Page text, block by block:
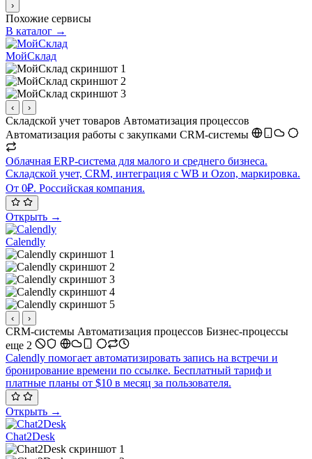
›
Похожие сервисы
В каталог →
МойСклад
‹ ›
Складской учет товаров Автоматизация процессов
Автоматизация работы с закупками CRM-системы
Облачная ERP-система для малого и среднего бизнеса.
Складской учет, CRM, интеграция с WB и Ozon, маркировка.
От 0₽. Российская компания.
Открыть →
Calendly
‹ ›
CRM-системы Автоматизация процессов Бизнес-процессы
еще 2
Calendly помогает автоматизировать запись на встречи и
бронирование времени по ссылке. Бесплатный тариф и
платные планы от $10 в месяц за пользователя.
Открыть →
Chat2Desk